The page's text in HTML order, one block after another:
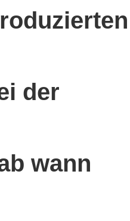
der
wann